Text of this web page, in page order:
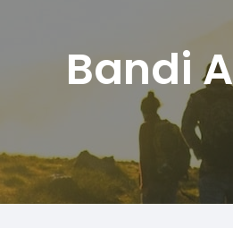
Bandi